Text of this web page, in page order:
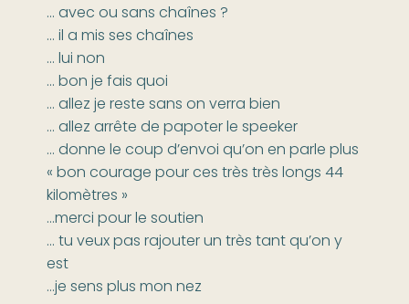
… avec ou sans chaînes ?
… il a mis ses chaînes
… lui non
… bon je fais quoi
… allez je reste sans on verra bien
… allez arrête de papoter le speeker
… donne le coup d’envoi qu’on en parle plus
« bon courage pour ces très très longs 44
kilomètres »
…merci pour le soutien
… tu veux pas rajouter un très tant qu’on y
est
…je sens plus mon nez